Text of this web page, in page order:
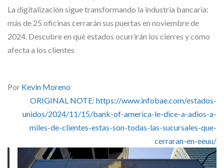
La digitalización sigue transformando la industria bancaria:
más de 25 oficinas cerrarán sus puertas en noviembre de
2024. Descubre en qué estados ocurrirán los cierres y cómo
afecta a los clientes
Por Kevin Moreno
ORIGINAL NOTE: https://www.infobae.com/estados-
unidos/2024/11/15/bank-of-america-le-dice-a-adios-a-
miles-de-clientes-estas-son-todas-las-sucursales-que-
cerraran-en-eeuu/